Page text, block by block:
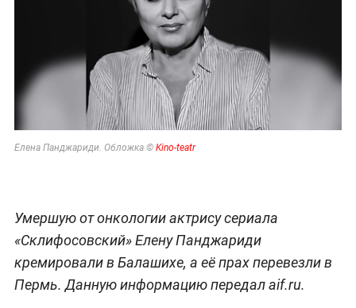
Елена Панджариди. Обложка © Kino-teatr
Умершую от онкологии актрису сериала
«Склифосовский» Елену Панджариди
кремировали в Балашихе, а её прах перевезли в
Пермь. Данную информацию передал aif.ru.